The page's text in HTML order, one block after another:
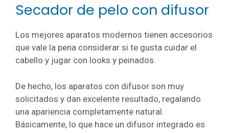
Secador de pelo con difusor
Los mejores aparatos modernos tienen accesorios
que vale la pena considerar si te gusta cuidar el
cabello y jugar con looks y peinados.
De hecho, los aparatos con difusor son muy
solicitados y dan excelente resultado, regalando
una apariencia completamente natural.
Básicamente, lo que hace un difusor integrado es